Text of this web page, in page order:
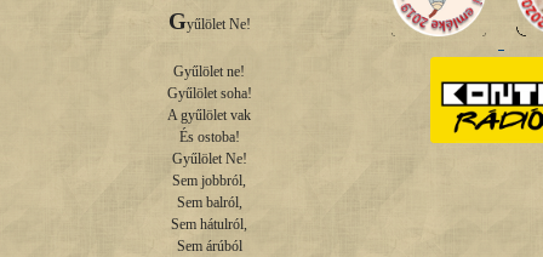
Gyűlölet Ne!
Gyűlölet ne!
Gyűlölet soha!
A gyűlölet vak
És ostoba!
Gyűlölet Ne!
Sem jobbról,
Sem balról,
Sem hátulról,
Sem árúból